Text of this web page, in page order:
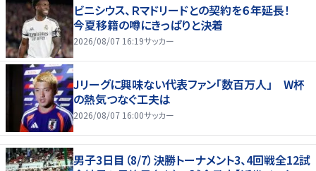
ビニシウス、Ｒマドリードとの契約を６年延長！
今夏移籍の噂にきっぱりと決着
2026/08/07 16:19サッカー
Jリーグに興味ない代表ファン「数百万人」 W杯
の熱気つなぐ工夫は
2026/08/07 16:00サッカー
男子3日目（8/7）決勝トーナメント3、4回戦全12試